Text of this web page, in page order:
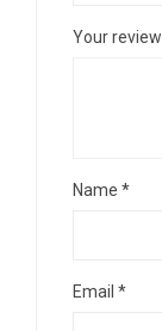
Your review
Name *
Email *